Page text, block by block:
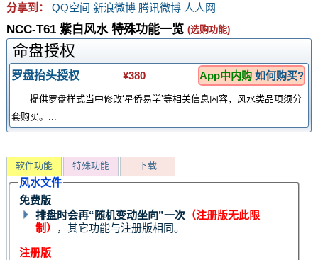
分享到： QQ空间 新浪微博 腾讯微博 人人网
NCC-T61 紫白风水 特殊功能一览 (选购功能)
命盘授权
罗盘抬头授权 ¥380 App中内购 如何购买?
提供罗盘样式当中修改‘星侨易学’等相关信息内容，风水类品项须分
套购买。...
软件功能 特殊功能 下载
风水文件
免费版
排盘时会再“随机变动坐向”一次 （注册版无此限
制）
，其它功能与注册版相同。
注册版